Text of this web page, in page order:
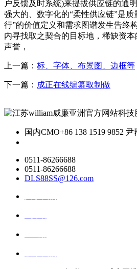
户反馈及时系统)来提拔供应链的通
强大的、数字化的“柔性供应链”是
行”的价值定义和需求图谱发生告终
内寻找取之契合的目标地，稀缺资
声誉，
上一篇： 标、字体、布景图、边框等
下一篇： 成正在线编纂取制做
国内CMO+86 138 1519 9852 尹
0511-86266688
0511-86266688
DLS88SS@126.com